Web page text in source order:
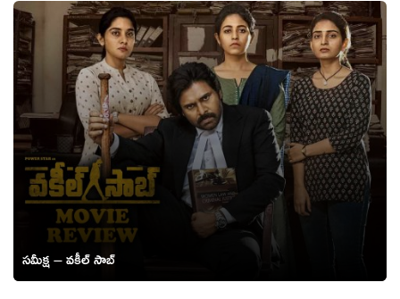
సమీక్ష – వకీల్ సాబ్